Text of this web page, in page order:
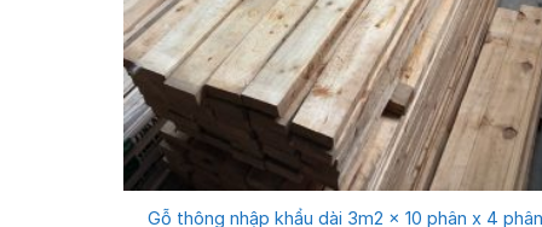
Gỗ thông nhập khẩu dài 3m2 x 10 phân x 4 phân